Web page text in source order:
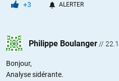
+3 ALERTER
Philippe Boulanger //
Bonjour,
Analyse sidérante.